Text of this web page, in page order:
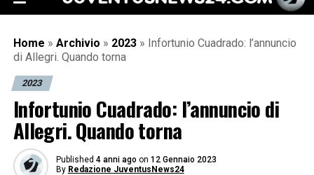
Juventus News 24
Home » Archivio » 2023 » Infortunio Cuadrado: l’annuncio
di Allegri. Quando torna
2023
Infortunio Cuadrado: l’annuncio di
Allegri. Quando torna
Published 4 anni ago on 12 Gennaio 2023
By Redazione JuventusNews24